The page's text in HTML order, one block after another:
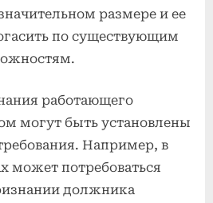
размере и ее
по существующим
работающего
могут быть установлены
Например, в
может потребоваться
должника